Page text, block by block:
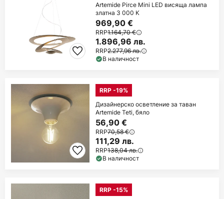
Artemide Pirce Mini LED висяща лампа
златна 3 000 K
969,90 €
RRP1.164,70 €
1.896,96 лв.
RRP2.277,96 лв.
В наличност
RRP -19%
Дизайнерско осветление за таван
Artemide Teti, бяло
56,90 €
RRP70,58 €
111,29 лв.
RRP138,04 лв.
В наличност
RRP -15%